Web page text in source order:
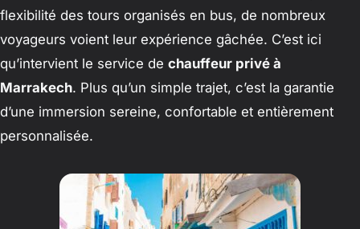
flexibilité des tours organisés en bus, de nombreux
voyageurs voient leur expérience gâchée. C’est ici
qu’intervient le service de chauffeur privé à
Marrakech. Plus qu’un simple trajet, c’est la garantie
d’une immersion sereine, confortable et entièrement
personnalisée.